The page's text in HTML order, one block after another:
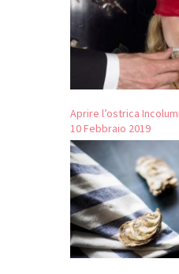
Aprire l’ostrica Incolumi
10 Febbraio 2019